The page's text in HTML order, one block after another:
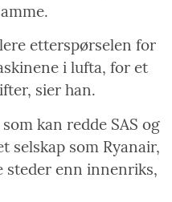
etterspørselen for
i lufta, for et
sier han.
kan redde SAS og
selskap som Ryanair,
steder enn innenriks,